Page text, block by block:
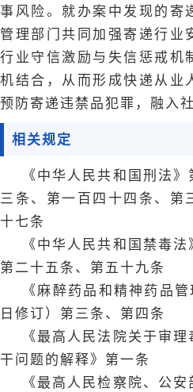
事风险。就办案中发现的寄
管理部门共同加强寄递行业
行业守信激励与失信惩戒机
机结合，从而形成快递从业
预防寄递违禁品犯罪，融入
相关规定
《中华人民共和国刑法
三条、第一百四十四条、第
十七条
《中华人民共和国禁毒
第二十五条、第五十九条
《麻醉药品和精神药品
日修订）第三条、第四条
《最高人民法院关于审
干问题的解释》第一条
《最高人民检察院、公